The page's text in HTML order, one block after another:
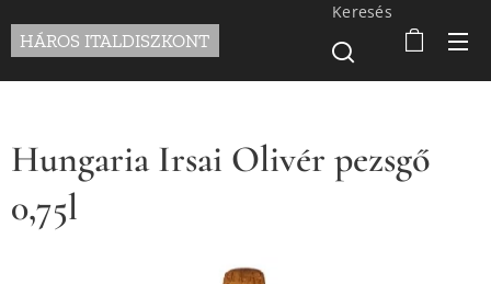
HÁROS ITALDISZKONT
Keresés
Hungaria Irsai Olivér pezsgő
0,75l